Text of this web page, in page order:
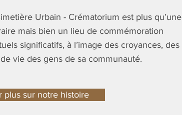
Urbain - Crématorium est plus qu’une
mais bien un lieu de commémoration
significatifs, à l’image des croyances, des
vie des gens de sa communauté.
plus sur notre histoire